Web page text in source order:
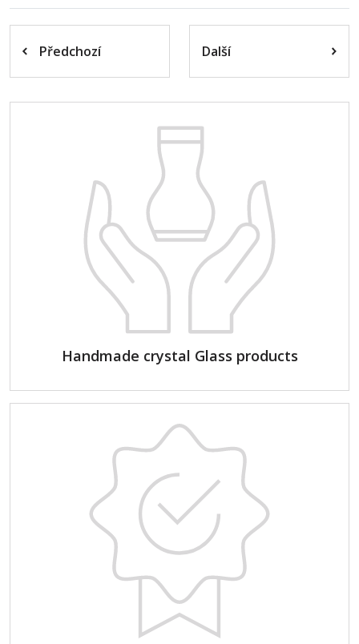
Předchozí Další
Handmade crystal Glass products